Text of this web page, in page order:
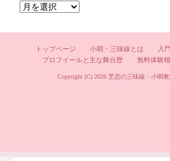
の
トップページ 小唄・三味線とは 入
プロフイールと主な舞台歴
無料体験
Copyright (C) 2026 芝恋の三味線・小唄教